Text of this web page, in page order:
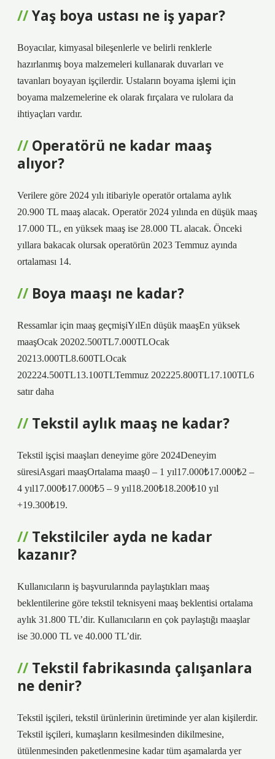
Yaş boya ustası ne iş yapar?
Boyacılar, kimyasal bileşenlerle ve belirli renklerle
hazırlanmış boya malzemeleri kullanarak duvarları ve
tavanları boyayan işçilerdir. Ustaların boyama işlemi için
boyama malzemelerine ek olarak fırçalara ve rulolara da
ihtiyaçları vardır.
Operatörü ne kadar maaş
alıyor?
Verilere göre 2024 yılı itibariyle operatör ortalama aylık
20.900 TL maaş alacak. Operatör 2024 yılında en düşük maaş
17.000 TL, en yüksek maaş ise 28.000 TL alacak. Önceki
yıllara bakacak olursak operatörün 2023 Temmuz ayında
ortalaması 14.
Boya maaşı ne kadar?
Ressamlar için maaş geçmişiYılEn düşük maaşEn yüksek
maaşOcak 20202.500TL7.000TLOcak
20213.000TL8.600TLOcak
202224.500TL13.100TLTemmuz 202225.800TL17.100TL6
satır daha
Tekstil aylık maaş ne kadar?
Tekstil işçisi maaşları deneyime göre 2024Deneyim
süresiAsgari maaşOrtalama maaş0 – 1 yıl17.000₺17.000₺2 –
4 yıl17.000₺17.000₺5 – 9 yıl18.200₺18.200₺10 yıl
+19.300₺19.
Tekstilciler ayda ne kadar
kazanır?
Kullanıcıların iş başvurularında paylaştıkları maaş
beklentilerine göre tekstil teknisyeni maaş beklentisi ortalama
aylık 31.800 TL’dir. Kullanıcıların en çok paylaştığı maaşlar
ise 30.000 TL ve 40.000 TL’dir.
Tekstil fabrikasında çalışanlara
ne denir?
Tekstil işçileri, tekstil ürünlerinin üretiminde yer alan kişilerdir.
Tekstil işçileri, kumaşların kesilmesinden dikilmesine,
ütülenmesinden paketlenmesine kadar tüm aşamalarda yer